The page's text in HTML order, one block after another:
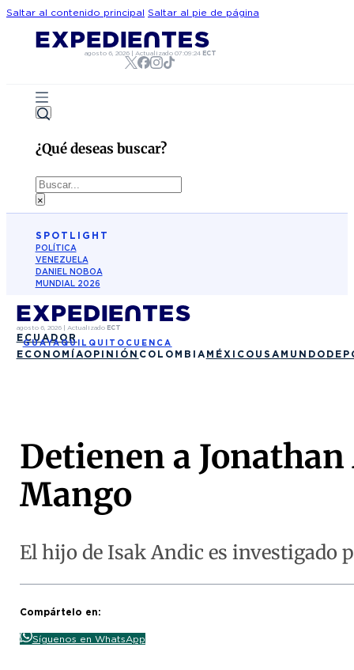
Saltar al contenido principal Saltar al pie de página
agosto 6, 2026| Actualizado 07:09:24 ECT
¿Qué deseas buscar?
Buscar
×
SPOTLIGHT
POLÍTICA
VENEZUELA
DANIEL NOBOA
MUNDIAL 2026
agosto 6, 2026| Actualizado ECT
ECUADOR
GUAYAQUIL QUITO CUENCA
ECONOMÍAOPINIÓN COLOMBIA MÉXICO USA MUNDO
Detienen a
Mango
El hijo de Isak Andic es investigado
Compártelo en:
Síguenos en WhatsApp